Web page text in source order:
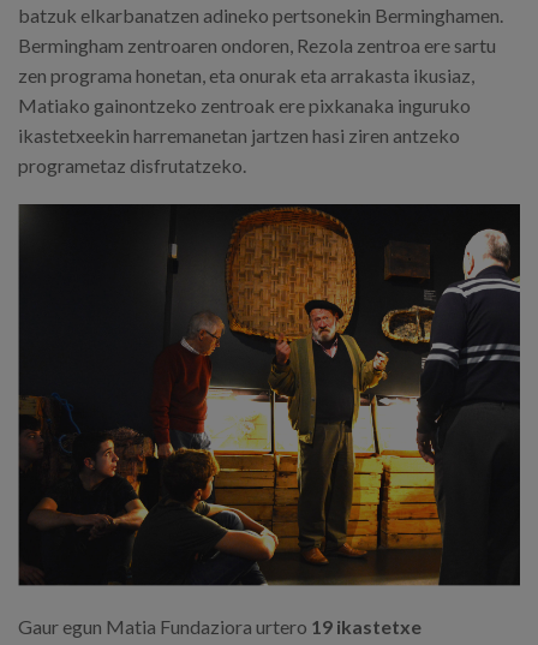
batzuk elkarbanatzen adineko pertsonekin Berminghamen.
Bermingham zentroaren ondoren, Rezola zentroa ere sartu
zen programa honetan, eta onurak eta arrakasta ikusiaz,
Matiako gainontzeko zentroak ere pixkanaka inguruko
ikastetxeekin harremanetan jartzen hasi ziren antzeko
programetaz disfrutatzeko.
Gaur egun Matia Fundaziora urtero 19 ikastetxe